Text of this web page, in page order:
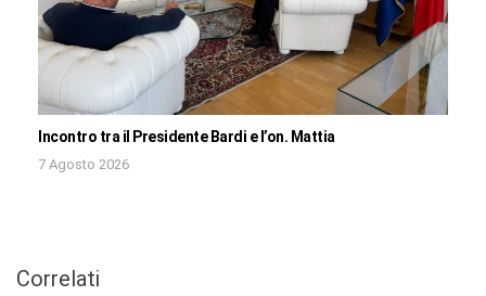
Incontro tra il Presidente Bardi e l’on. Mattia
7 Agosto 2026
Correlati